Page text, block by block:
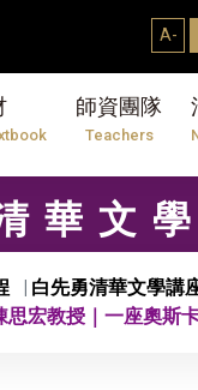
A-
師資團隊
Teachers
華文
白先勇清華文學講
思宏教授｜一座奧斯